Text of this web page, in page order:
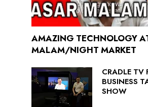
AMAZING TECHNOLOGY
MALAM/NIGHT MARKET
CRADLE TV
BUSINESS
SHOW